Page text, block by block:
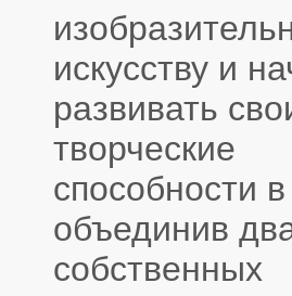
искусству и
развивать
творческие
способности
объединив
собственных